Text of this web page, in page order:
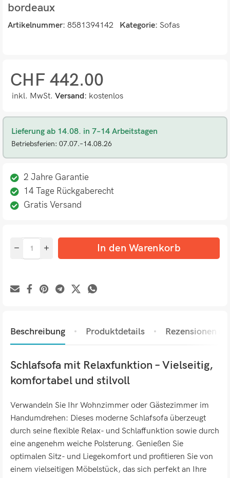
bordeaux
Artikelnummer: 8581394142 Kategorie: Sofas
CHF 442.00
inkl. MwSt. Versand: kostenlos
Lieferung ab 14.08. in 7–14 Arbeitstagen
Betriebsferien: 07.07.–14.08.26
2 Jahre Garantie
14 Tage Rückgaberecht
Gratis Versand
In den Warenkorb
Beschreibung Produktdetails Rezensionen (0)
Schlafsofa mit Relaxfunktion – Vielseitig,
komfortabel und stilvoll
Verwandeln Sie Ihr Wohnzimmer oder Gästezimmer im
Handumdrehen: Dieses moderne Schlafsofa überzeugt
durch seine flexible Relax- und Schlaffunktion sowie durch
eine angenehm weiche Polsterung. Genießen Sie
optimalen Sitz- und Liegekomfort und profitieren Sie von
einem vielseitigen Möbelstück, das sich perfekt an Ihre